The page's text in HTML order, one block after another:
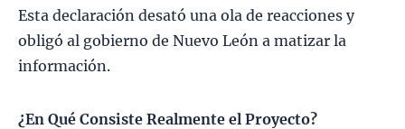
Esta declaración desató una ola de reacciones y
obligó al gobierno de Nuevo León a matizar la
información.​
¿En Qué Consiste Realmente el Proyecto?